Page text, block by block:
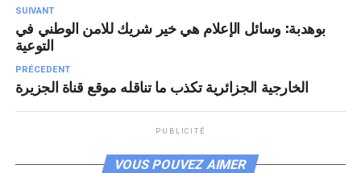
SUIVANT
بوهدبة: وسائل الإعلام هي خير شريك للامن الوطني في
التوعية
PRÉCEDENT
الخارجية الجزائرية تكذب ما تناقله موقع قناة الجزيرة
PUBLICITÉ
VOUS POUVEZ AIMER